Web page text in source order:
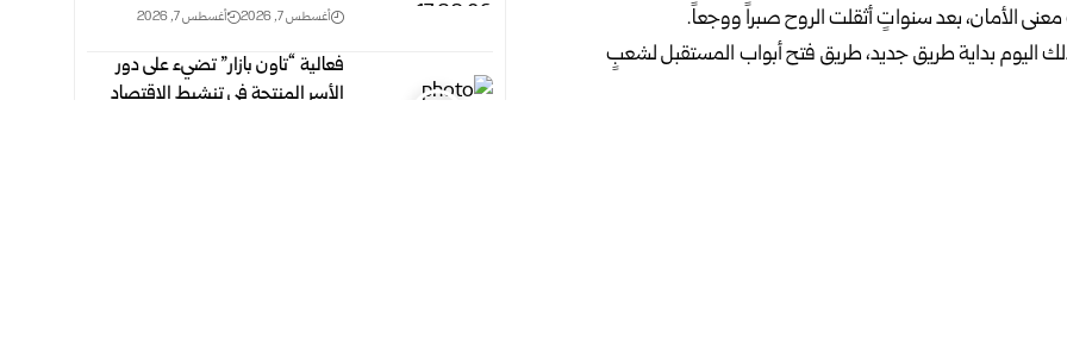
الأمان، بعد سنواتٍ أثقلت الروح صبراً ووجعاً.
اليوم بداية طريق جديد، طريق فتح أبواب المستقبل لشعبٍ
أغسطس 7, 2026 أغسطس 7, 2026
فعالية “تاون بازار” تضيء على دور
الأسر المنتجة في تنشيط الاقتصاد